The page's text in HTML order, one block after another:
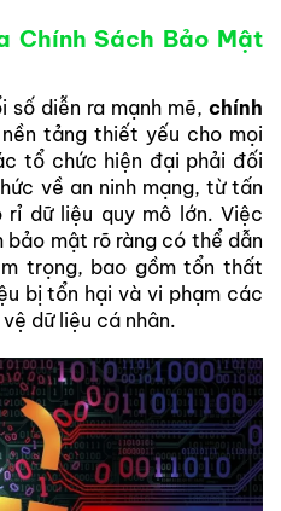
Chính Sách Bảo Mật
số diễn ra mạnh mẽ, chính
tảng thiết yếu cho mọi
tổ chức hiện đại phải đối
về an ninh mạng, từ tấn
dữ liệu quy mô lớn. Việc
mật rõ ràng có thể dẫn
trọng, bao gồm tổn thất
bị tổn hại và vi phạm các
dữ liệu cá nhân.